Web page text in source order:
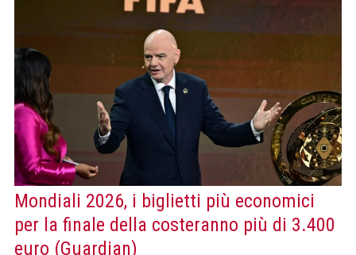
Mondiali 2026, i biglietti più economici
per la finale della costeranno più di 3.400
euro (Guardian)